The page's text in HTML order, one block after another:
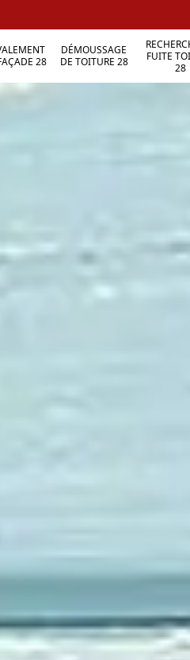
28
DÉMOUSSAGE
DE TOITURE 28
FUITE
28